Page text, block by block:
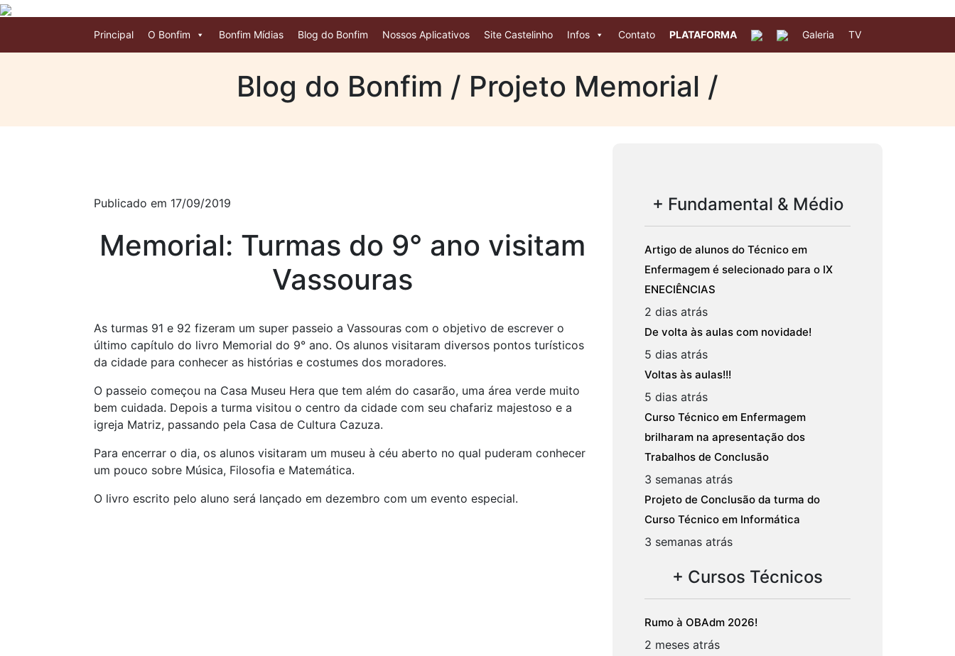
Principal O Bonfim Bonfim Mídias Blog do Bonfim Nossos Aplicativos Site Castelinho Infos Contato PLATAFORMA Galeria TV
Blog do Bonfim / Projeto Memorial /
Publicado em 17/09/2019
Memorial: Turmas do 9° ano visitam
Vassouras
As turmas 91 e 92 fizeram um super passeio a Vassouras com o objetivo de escrever o
último capítulo do livro Memorial do 9° ano. Os alunos visitaram diversos pontos turísticos
da cidade para conhecer as histórias e costumes dos moradores.
O passeio começou na Casa Museu Hera que tem além do casarão, uma área verde muito
bem cuidada. Depois a turma visitou o centro da cidade com seu chafariz majestoso e a
igreja Matriz, passando pela Casa de Cultura Cazuza.
Para encerrar o dia, os alunos visitaram um museu à céu aberto no qual puderam conhecer
um pouco sobre Música, Filosofia e Matemática.
O livro escrito pelo aluno será lançado em dezembro com um evento especial.
+ Fundamental & Médio
Artigo de alunos do Técnico em
Enfermagem é selecionado para o IX
ENECIÊNCIAS
2 dias atrás
De volta às aulas com novidade!
5 dias atrás
Voltas às aulas!!!
5 dias atrás
Curso Técnico em Enfermagem
brilharam na apresentação dos
Trabalhos de Conclusão
3 semanas atrás
Projeto de Conclusão da turma do
Curso Técnico em Informática
3 semanas atrás
+ Cursos Técnicos
Rumo à OBAdm 2026!
2 meses atrás